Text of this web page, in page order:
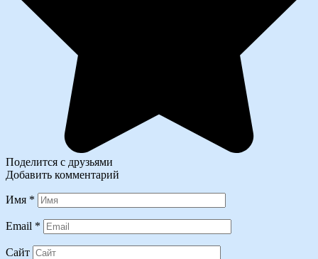
Поделится с друзьями
Добавить комментарий
Имя *
Email *
Сайт